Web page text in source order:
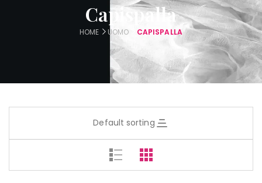
Capispalla
HOME UOMO CAPISPALLA
Default sorting